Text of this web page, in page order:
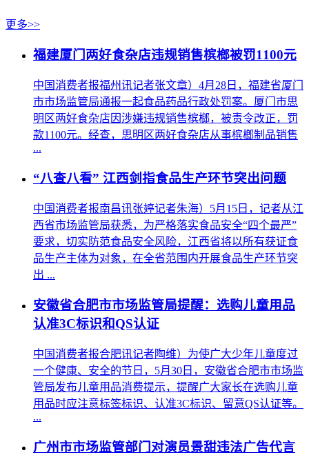
更多>>
福建厦门两好食杂店违规销售槟榔被罚1100元
中国消费者报福州讯记者张文章）4月28日，福建省厦门
市市场监管局通报一起食品药品行政处罚案。厦门市思
明区两好食杂店因涉嫌违规销售槟榔，被责令改正，罚
款1100元。经查，思明区两好食杂店从事槟榔制品销售
...
“八查八看” 江西剑指食品生产环节突出问题
中国消费者报南昌讯张婷记者朱海）5月15日，记者从江
西省市场监管局获悉，为严格落实食品安全“四个最严”
要求，切实防范食品安全风险，江西省将以所有获证食
品生产主体为对象，在全省范围内开展食品生产环节突
出 ...
安徽省合肥市市场监管局提醒：选购儿童用品
认准3C标识和QS认证
中国消费者报合肥讯记者陶维）为使广大少年儿童度过
一个健康、安全的节日，5月30日，安徽省合肥市市场监
管局发布儿童用品消费提示，提醒广大家长在选购儿童
用品时应注意标签标识、认准3C标识、留意QS认证等。
...
广州市市场监管部门对演员景甜违法广告代言